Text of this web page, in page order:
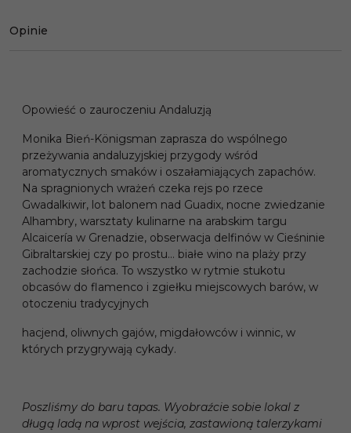
Opinie
Opowieść o zauroczeniu Andaluzją
Monika Bień-Königsman zaprasza do wspólnego
przeżywania andaluzyjskiej przygody wśród
aromatycznych smaków i oszałamiających zapachów.
Na spragnionych wrażeń czeka rejs po rzece
Gwadalkiwir, lot balonem nad Guadix, nocne zwiedzanie
Alhambry, warsztaty kulinarne na arabskim targu
Alcaicería w Grenadzie, obserwacja delfinów w Cieśninie
Gibraltarskiej czy po prostu… białe wino na plaży przy
zachodzie słońca. To wszystko w rytmie stukotu
obcasów do flamenco i zgiełku miejscowych barów, w
otoczeniu tradycyjnych
hacjend, oliwnych gajów, migdałowców i winnic, w
których przygrywają cykady.
Poszliśmy do baru tapas. Wyobraźcie sobie lokal z
długą ladą na wprost wejścia, zastawioną talerzykami